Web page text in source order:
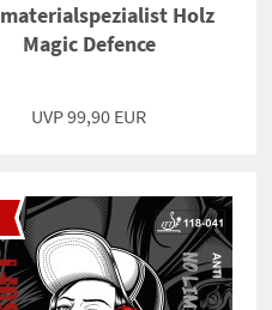
Holz
Magic Defence
UVP 99,90 EUR